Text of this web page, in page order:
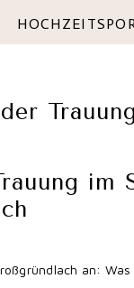
Trauung
im
an: